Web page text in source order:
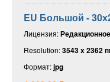
EU Большой -
Лицензия:
Resolution:3543 x 2362
Формат:jpg